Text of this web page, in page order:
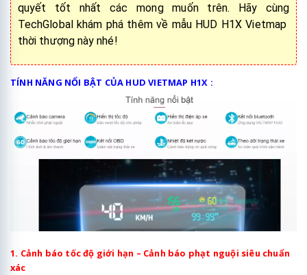
quyết tốt nhất các mong muốn trên. Hãy cùng
TechGlobal khám phá thêm về mẫu HUD H1X Vietmap
thời thượng này nhé!
TÍNH NĂNG NỔI BẬT CỦA HUD VIETMAP H1X :
1. Cảnh báo tốc độ giới hạn – Cảnh báo phạt nguội siêu chuẩn
xác